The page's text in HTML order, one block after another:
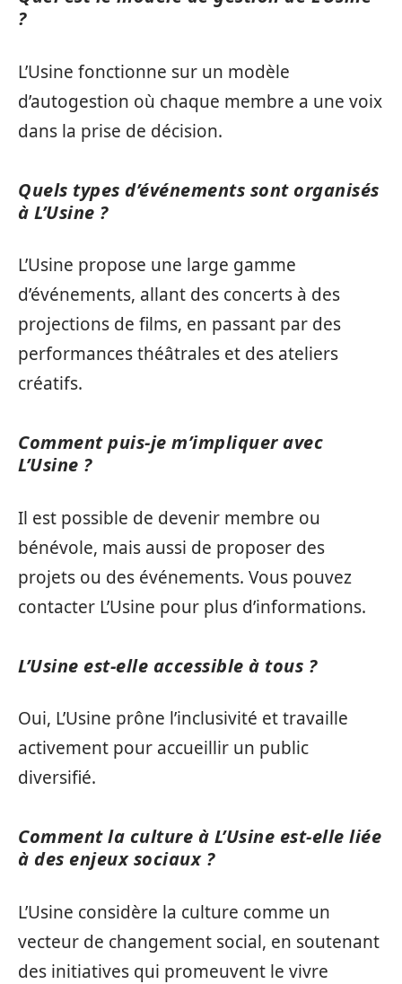
?
L’Usine fonctionne sur un modèle
d’autogestion où chaque membre a une voix
dans la prise de décision.
Quels types d’événements sont organisés
à L’Usine ?
L’Usine propose une large gamme
d’événements, allant des concerts à des
projections de films, en passant par des
performances théâtrales et des ateliers
créatifs.
Comment puis-je m’impliquer avec
L’Usine ?
Il est possible de devenir membre ou
bénévole, mais aussi de proposer des
projets ou des événements. Vous pouvez
contacter L’Usine pour plus d’informations.
L’Usine est-elle accessible à tous ?
Oui, L’Usine prône l’inclusivité et travaille
activement pour accueillir un public
diversifié.
Comment la culture à L’Usine est-elle liée
à des enjeux sociaux ?
L’Usine considère la culture comme un
vecteur de changement social, en soutenant
des initiatives qui promeuvent le vivre